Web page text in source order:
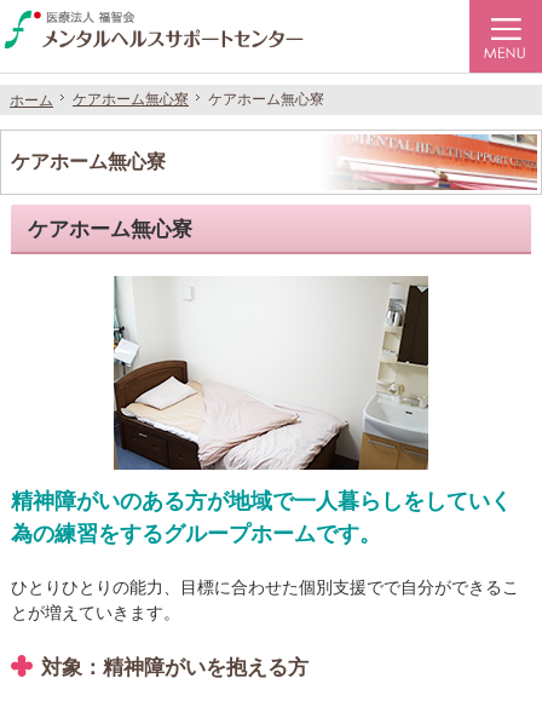
ホーム ケアホーム無心寮 ケアホーム無心寮
ケアホーム無心寮
医療法人福智会の社会復帰施設【メンタルヘルスサポートセンター】
名古屋市昭和区で統合失調症など精神に障がいのある方々の社会復帰を支援する施設です
ケアホーム無心寮
精神障がいのある方が地域で一人暮らしをしていく
為の練習をするグループホームです。
ひとりひとりの能力、目標に合わせた個別支援でで自分ができるこ
とが増えていきます。
対象：精神障がいを抱える方
ホーム ケアホーム無心寮 ケアホーム無心寮